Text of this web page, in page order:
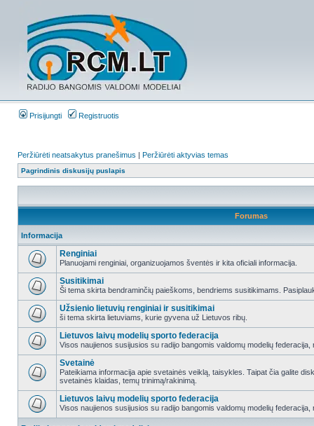
Prisijungti Registruotis
Peržiūrėti neatsakytus pranešimus | Peržiūrėti aktyvias temas
Pagrindinis diskusijų puslapis
Forumas
Informacija
Renginiai
Planuojami renginiai, organizuojamos šventės ir kita oficiali informacija.
Susitikimai
Ši tema skirta bendraminčių paieškoms, bendriems susitikimams.
Užsienio lietuvių renginiai ir susitikimai
ši tema skirta lietuviams, kurie gyvena už Lietuvos ribų.
Lietuvos laivų modelių sporto federacija
Visos naujienos susijusios su radijo bangomis valdomų modelių
Svetainė
Pateikiama informacija apie svetainės veiklą, taisykles. Taipat čia galite
svetainės klaidas, temų trinimą/rakinimą.
Lietuvos laivų modelių sporto federacija
Visos naujienos susijusios su radijo bangomis valdomų modelių